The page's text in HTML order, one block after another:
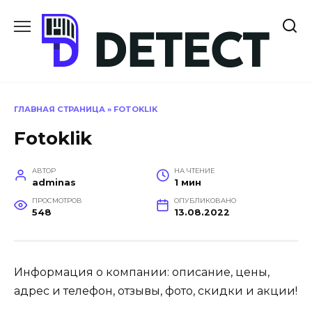
содержанию
ГЛАВНАЯ СТРАНИЦА » FOTOKLIK
Fotoklik
АВТОР
adminas
НА ЧТЕНИЕ
1 мин
ПРОСМОТРОВ
548
ОПУБЛИКОВАНО
13.08.2022
Информация о компании: описание, цены,
адрес и телефон, отзывы, фото, скидки и акции!